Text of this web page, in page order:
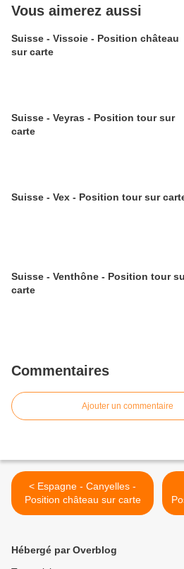
Vous aimerez aussi
Suisse - Vissoie - Position château
sur carte
Suisse - Veyras - Position tour sur
carte
Suisse - Vex - Position tour sur
Suisse - Venthône - Position tour
carte
Commentaires
Ajouter un commentaire
< Espagne - Canyelles -
Position château sur carte
Hébergé par Overblog